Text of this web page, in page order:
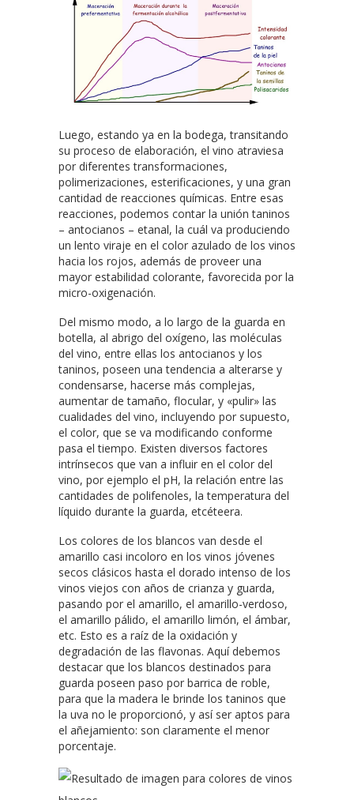
Luego, estando ya en la bodega, transitando
su proceso de elaboración, el vino atraviesa
por diferentes transformaciones,
polimerizaciones, esterificaciones, y una gran
cantidad de reacciones químicas. Entre esas
reacciones, podemos contar la unión taninos
– antocianos – etanal, la cuál va produciendo
un lento viraje en el color azulado de los vinos
hacia los rojos, además de proveer una
mayor estabilidad colorante, favorecida por la
micro-oxigenación.
Del mismo modo, a lo largo de la guarda en
botella, al abrigo del oxígeno, las moléculas
del vino, entre ellas los antocianos y los
taninos, poseen una tendencia a alterarse y
condensarse, hacerse más complejas,
aumentar de tamaño, flocular, y «pulir» las
cualidades del vino, incluyendo por supuesto,
el color, que se va modificando conforme
pasa el tiempo. Existen diversos factores
intrínsecos que van a influir en el color del
vino, por ejemplo el pH, la relación entre las
cantidades de polifenoles, la temperatura del
líquido durante la guarda, etcéteera.
Los colores de los blancos van desde el
amarillo casi incoloro en los vinos jóvenes
secos clásicos hasta el dorado intenso de los
vinos viejos con años de crianza y guarda,
pasando por el amarillo, el amarillo-verdoso,
el amarillo pálido, el amarillo limón, el ámbar,
etc. Esto es a raíz de la oxidación y
degradación de las flavonas. Aquí debemos
destacar que los blancos destinados para
guarda poseen paso por barrica de roble,
para que la madera le brinde los taninos que
la uva no le proporcionó, y así ser aptos para
el añejamiento: son claramente el menor
porcentaje.